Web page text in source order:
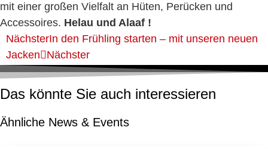
mit einer großen Vielfalt an Hüten, Perücken und
Accessoires. Helau und Alaaf !
NächsterIn den Frühling starten – mit unseren neuen
Jacken
Nächster
Das könnte Sie auch interessieren
Ähnliche News & Events